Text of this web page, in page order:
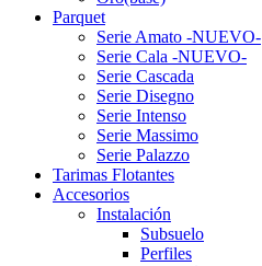
Parquet
Serie Amato -NUEVO-
Serie Cala -NUEVO-
Serie Cascada
Serie Disegno
Serie Intenso
Serie Massimo
Serie Palazzo
Tarimas Flotantes
Accesorios
Instalación
Subsuelo
Perfiles